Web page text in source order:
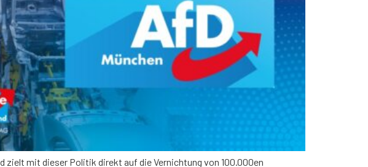
zielt mit dieser Politik direkt auf die Vernichtung von 100.000en